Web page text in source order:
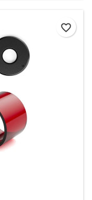
favorite_border